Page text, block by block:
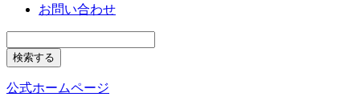
お問い合わせ
公式ホームページ